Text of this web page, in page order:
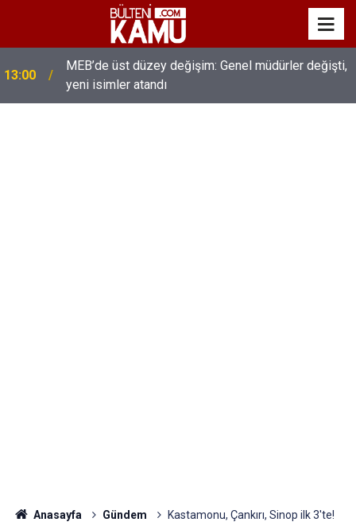
13:00
MEB’de üst düzey değişim: Genel müdürler değişti,
yeni isimler atandı
Anasayfa Gündem
Kastamonu, Çankırı, Sinop ilk 3'te!